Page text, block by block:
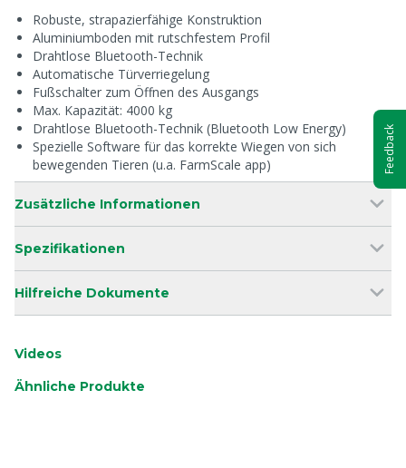
Robuste, strapazierfähige Konstruktion
Aluminiumboden mit rutschfestem Profil
Drahtlose Bluetooth-Technik
Automatische Türverriegelung
Fußschalter zum Öffnen des Ausgangs
Max. Kapazität: 4000 kg
Drahtlose Bluetooth-Technik (Bluetooth Low Energy)
Spezielle Software für das korrekte Wiegen von sich
bewegenden Tieren (u.a. FarmScale app)
Zusätzliche Informationen
Spezifikationen
Hilfreiche Dokumente
Videos
Ähnliche Produkte
Feedback